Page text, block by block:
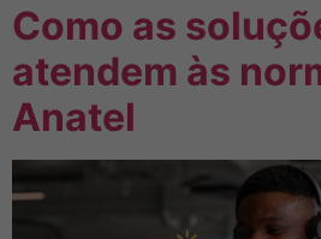
Como as
atendem às
Anatel